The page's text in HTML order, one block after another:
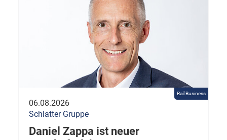
Rail Business
06.08.2026
Schlatter Gruppe
Daniel Zappa ist neuer